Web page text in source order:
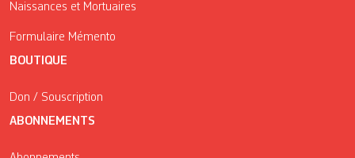
Naissances et Mortuaires
Formulaire Mémento
BOUTIQUE
Don / Souscription
ABONNEMENTS